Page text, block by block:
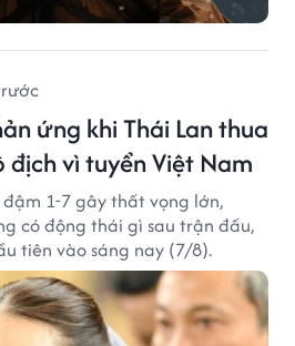
ứng khi Thái Lan thua
địch vì tuyển Việt Nam
1-7 gây thất vọng lớn,
có động thái gì sau trận đấu,
tiên vào sáng nay (7/8).